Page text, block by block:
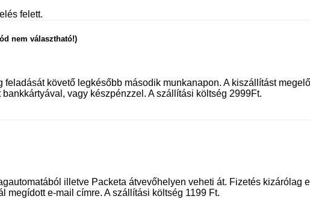
felett.
nem választható!)
követő legkésőbb második munkanapon. A kiszállítást
vagy készpénzzel. A szállítási költség 2999Ft.
illetve Packeta átvevőhelyen veheti át. Fizetés kizárólag
megídott e-mail címre. A szállítási költség 1199 Ft.